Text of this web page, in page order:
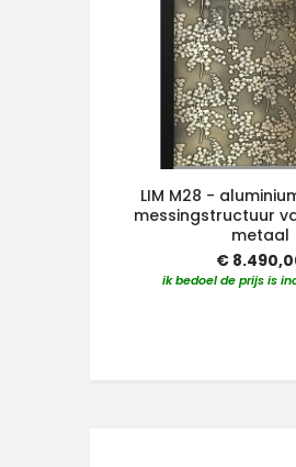
LIM M28 -
messingstructuur
metaal
€
ik bedoel de prijs is